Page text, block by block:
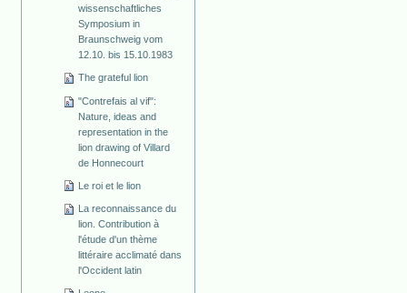
wissenschaftliches
Symposium in
Braunschweig vom
12.10. bis 15.10.1983
The grateful lion
"Contrefais al vif":
Nature, ideas and
representation in the
lion drawing of Villard
de Honnecourt
Le roi et le lion
La reconnaissance du
lion. Contribution à
l'étude d'un thème
littéraire acclimaté dans
l'Occident latin